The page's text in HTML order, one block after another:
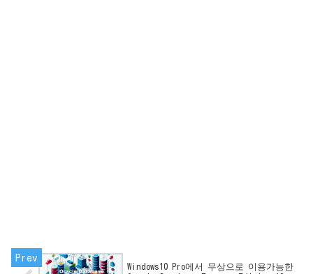
Windows10 Pro에서 무상으로 이용가능한